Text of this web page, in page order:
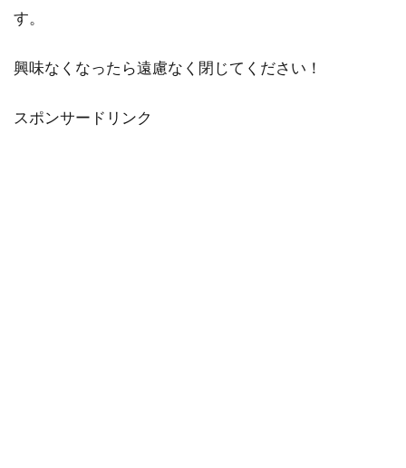
す。
興味なくなったら遠慮なく閉じてください！
スポンサードリンク